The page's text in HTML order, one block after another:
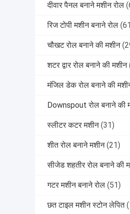
दीवार पैनल बनाने मशीन रोल
रिज टोपी मशीन बनाने रोल
चौखट रोल बनाने की मशीन
शटर द्वार रोल बनाने की मशीन
मंजिल डेक रोल बनाने की
Downspout रोल बनाने की
स्लीटर कटर मशीन (31)
शीत रोल बनाने मशीन (21)
सीजेड शहतीर रोल बनाने की
गटर मशीन बनाने रोल (51)
छत टाइल मशीन स्टोन लेपित